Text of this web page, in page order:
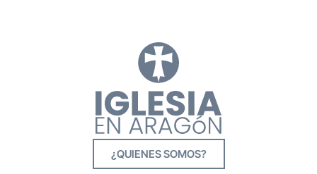
¿QUIENES SOMOS?